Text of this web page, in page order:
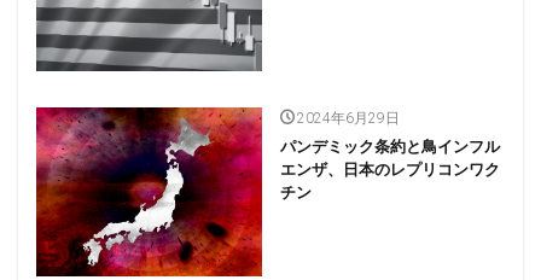
2024年6月29日
パンデミック条約と鳥インフル
エンザ、日本のレプリコンワク
チン